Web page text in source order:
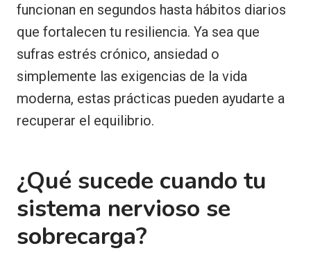
funcionan en segundos hasta hábitos diarios
que fortalecen tu resiliencia. Ya sea que
sufras estrés crónico, ansiedad o
simplemente las exigencias de la vida
moderna, estas prácticas pueden ayudarte a
recuperar el equilibrio.
¿Qué sucede cuando tu
sistema nervioso se
sobrecarga?